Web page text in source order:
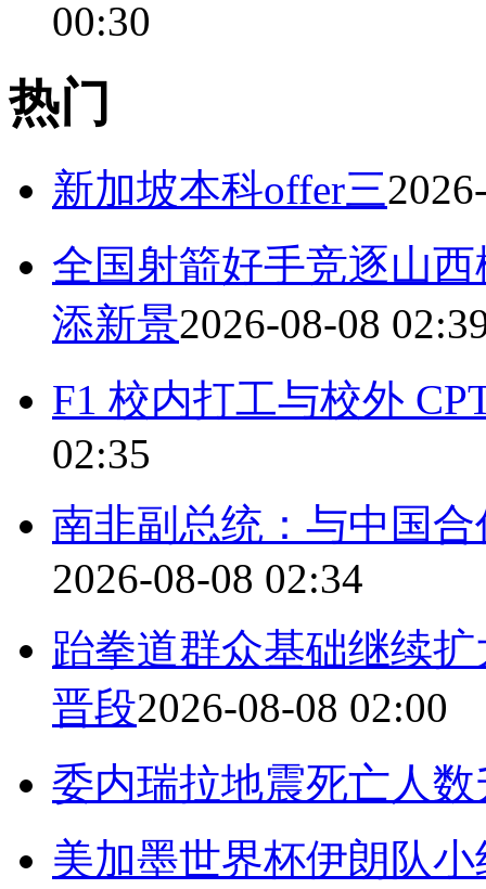
00:30
热门
新加坡本科offer三
全国射箭好手竞逐山
添新景2026-08-08
F1 校内打工与校外
02:35
南非副总统：与中国
2026-08-08 02:34
跆拳道群众基础继续
晋段2026-08-08 02:00
委内瑞拉地震死亡人数
美加墨世界杯伊朗队